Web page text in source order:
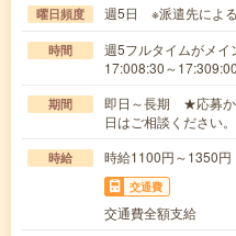
曜日頻度 週5日 ※派遣先による
時間
週5フルタイムがメイ
17:008:30～
期間
即日～長期 ★応募か
日はご相談ください
時給 時給1100円～1350
交通費
交通費全額支給